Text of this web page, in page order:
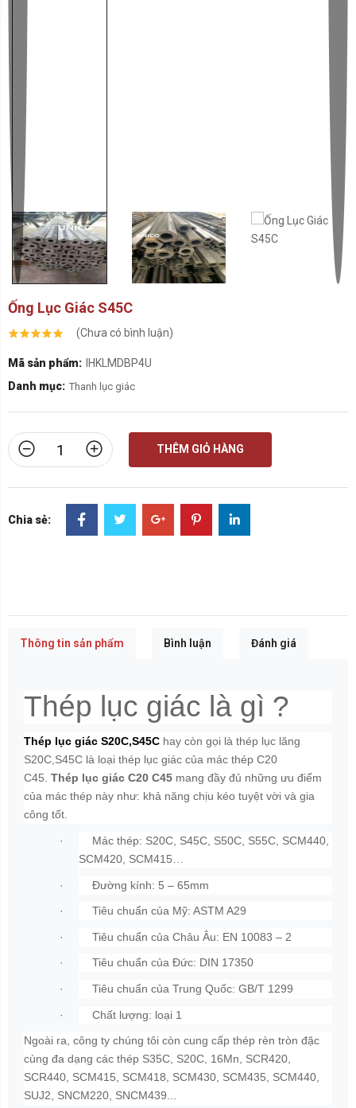
Ống Lục Giác S45C
(Chưa có bình luận)
Mã sản phẩm:
IHKLMDBP4U
Danh mục: Thanh lục giác
THÊM GIỎ HÀNG
Chia sẻ:
Thông tin sản phẩm Bình luận Đánh giá
Thép lục giác là gì ?
Thép lục giác S20C,S45C hay còn gọi là thép lục lăng
S20C,S45C là loại thép lục giác của mác thép C20
C45. Thép lục giác C20 C45 mang đầy đủ những ưu điểm
của mác thép này như: khả năng chịu kéo tuyệt vời và gia
công tốt.
· Mác thép: S20C, S45C, S50C, S55C, SCM440,
SCM420, SCM415…
· Đường kính: 5 – 65mm
· Tiêu chuẩn của Mỹ: ASTM A29
· Tiêu chuẩn của Châu Âu: EN 10083 – 2
· Tiêu chuẩn của Đức: DIN 17350
· Tiêu chuẩn của Trung Quốc: GB/T 1299
· Chất lượng: loại 1
Ngoài ra, công ty chúng tôi còn cung cấp thép rèn tròn đặc
cùng đa dạng các thép S35C, S20C, 16Mn, SCR420,
SCR440, SCM415, SCM418, SCM430, SCM435, SCM440,
SUJ2, SNCM220, SNCM439...